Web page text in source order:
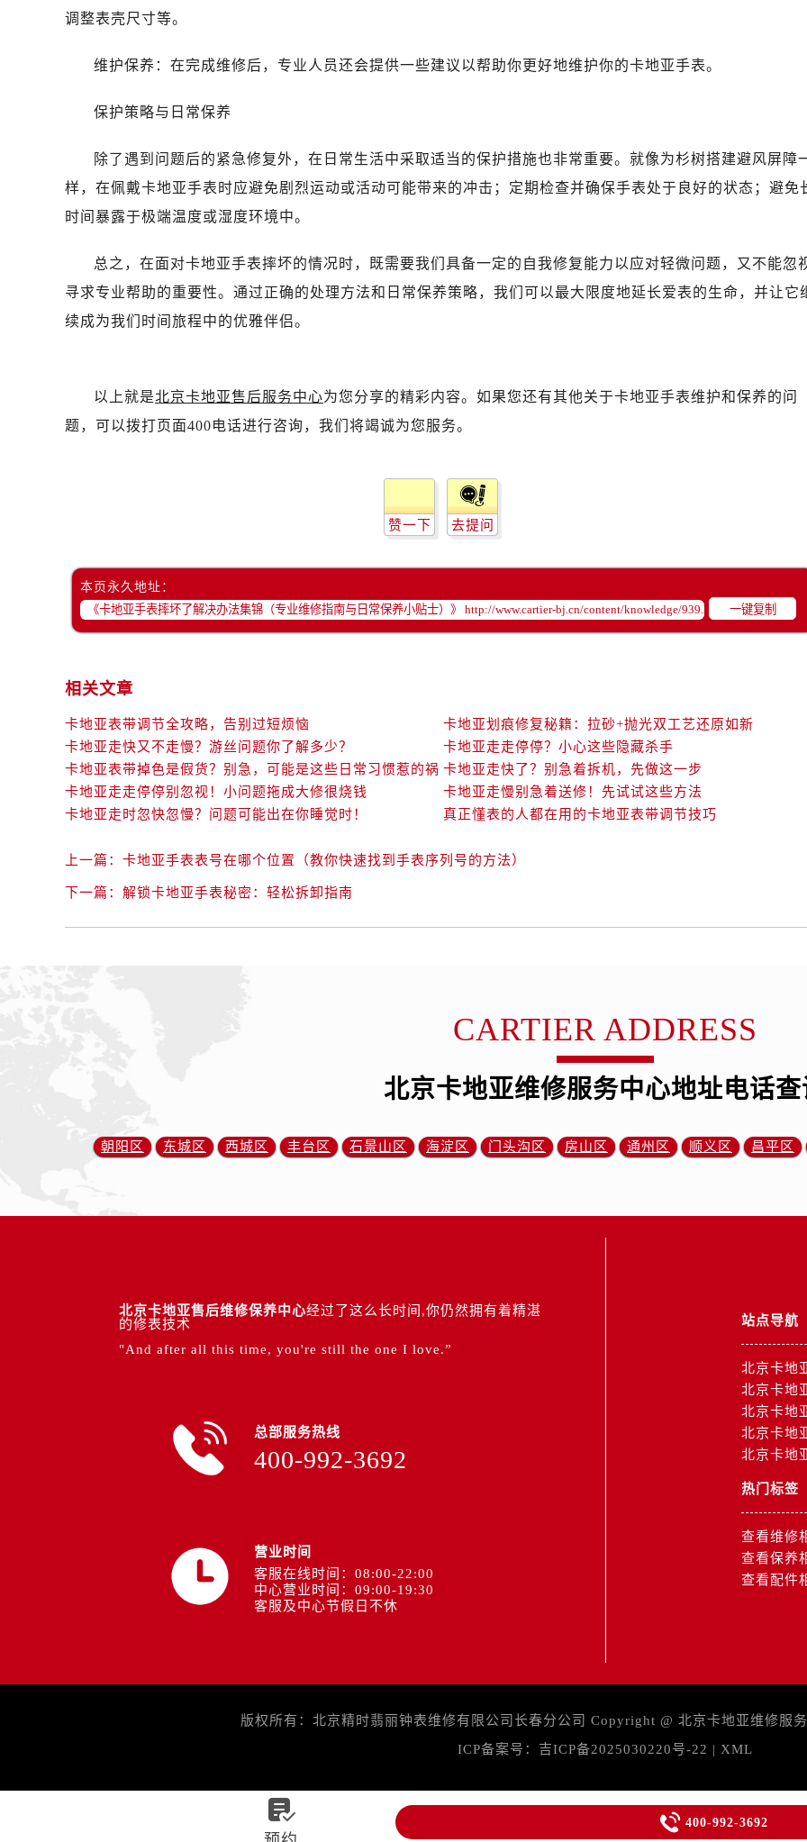
调整表壳尺寸等。
维护保养：在完成维修后，专业人员还会提供一些建议以帮助你更好地维护你的卡地亚手表。
保护策略与日常保养
除了遇到问题后的紧急修复外，在日常生活中采取适当的保护措施也非常重要。就像为杉树搭建避风屏障
样，在佩戴卡地亚手表时应避免剧烈运动或活动可能带来的冲击；定期检查并确保手表处于良好的状态；避免
时间暴露于极端温度或湿度环境中。
总之，在面对卡地亚手表摔坏的情况时，既需要我们具备一定的自我修复能力以应对轻微问题，又不能忽
寻求专业帮助的重要性。通过正确的处理方法和日常保养策略，我们可以最大限度地延长爱表的生命，并让它
续成为我们时间旅程中的优雅伴侣。
以上就是北京卡地亚售后服务中心为您分享的精彩内容。如果您还有其他关于卡地亚手表维护和保养的问
题，可以拨打页面400电话进行咨询，我们将竭诚为您服务。
赞一下 去提问
本页永久地址：
一键复制
相关文章
卡地亚表带调节全攻略，告别过短烦恼
卡地亚划痕修复秘籍：拉砂+抛光双工艺还原如新
卡地亚走快又不走慢？游丝问题你了解多少？
卡地亚走走停停？小心这些隐藏杀手
卡地亚表带掉色是假货？别急，可能是这些日常习惯惹的祸 卡地亚走快了？别急着拆机，先做这一步
卡地亚走走停停别忽视！小问题拖成大修很烧钱
卡地亚走慢别急着送修！先试试这些方法
卡地亚走时忽快忽慢？问题可能出在你睡觉时！
真正懂表的人都在用的卡地亚表带调节技巧
上一篇： 卡地亚手表表号在哪个位置（教你快速找到手表序列号的方法）
下一篇： 解锁卡地亚手表秘密：轻松拆卸指南
CARTIER ADDRESS
北京卡地亚维修服务中心地址电话查
朝阳区 东城区 西城区 丰台区 石景山区 海淀区 门头沟区 房山区 通州区 顺义区 昌平区
北京卡地亚售后维修保养中心经过了这么长时间,你仍然拥有着精湛
的修表技术
"And after all this time, you're still the one I love.”
总部服务热线
400-992-3692
营业时间
客服在线时间：08:00-22:00
中心营业时间：09:00-19:30
客服及中心节假日不休
站点导航
北京卡地
北京卡地
北京卡地
北京卡地
北京卡地
热门标签
查看维修
查看保养
查看配件
版权所有：北京精时翡丽钟表维修有限公司长春分公司 Copyright @ 北京卡地亚维修服
ICP备案号： 吉ICP备2025030220号-22 | XML
  400-992-3692